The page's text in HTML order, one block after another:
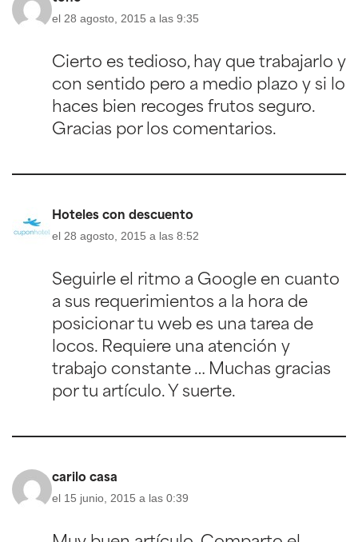
el 28 agosto, 2015 a las 9:35
Cierto es tedioso, hay que trabajarlo y
con sentido pero a medio plazo y si lo
haces bien recoges frutos seguro.
Gracias por los comentarios.
Hoteles con descuento
el 28 agosto, 2015 a las 8:52
Seguirle el ritmo a Google en cuanto
a sus requerimientos a la hora de
posicionar tu web es una tarea de
locos. Requiere una atención y
trabajo constante … Muchas gracias
por tu artículo. Y suerte.
carilo casa
el 15 junio, 2015 a las 0:39